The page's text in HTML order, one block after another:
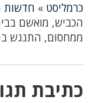
כרמליסט » חדשות
הכביש, מואשם
ממחסום, התנגש
כתיבת